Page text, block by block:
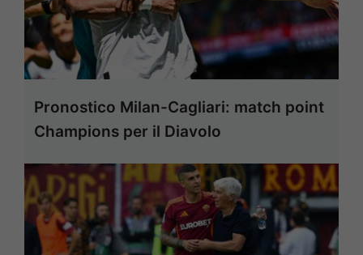
Pronostico Milan-Cagliari: match point
Champions per il Diavolo